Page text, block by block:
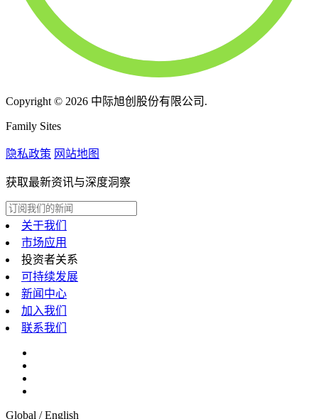
Copyright © 2026 中际旭创股份有限公司.
Family Sites
隐私政策 网站地图
获取最新资讯与深度洞察
关于我们
市场应用
投资者关系
可持续发展
新闻中心
加入我们
联系我们
Global / English